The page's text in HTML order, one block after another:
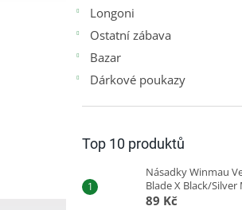
Longoni
Ostatní zábava
Bazar
Dárkové poukazy
Top 10 produktů
Násadky Winmau
Blade X Black/
89 Kč